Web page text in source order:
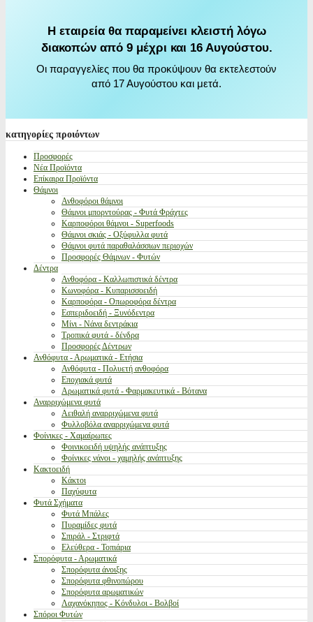
Η εταιρεία θα παραμείνει κλειστή λόγω
διακοπών από 9 μέχρι και 16 Αυγούστου.
Οι παραγγελίες που θα προκύψουν θα εκτελεστούν
από 17 Αυγούστου και μετά.
κατηγορίες προιόντων
Προσφορές
Νέα Προϊόντα
Επίκαιρα Προϊόντα
Θάμνοι
Ανθοφόροι θάμνοι
Θάμνοι μπορντούρας - Φυτά Φράχτες
Καρποφόροι θάμνοι - Superfoods
Θάμνοι σκιάς - Οξύφυλλα φυτά
Θάμνοι φυτά παραθαλάσσιων περιοχών
Προσφορές Θάμνων - Φυτών
Δέντρα
Ανθοφόρα - Καλλωπιστικά δέντρα
Κωνοφόρα - Κυπαρισσοειδή
Καρποφόρα - Οπωροφόρα δέντρα
Εσπεριδοειδή - Ξυνόδεντρα
Μίνι - Νάνα δεντράκια
Τροπικά φυτά - δένδρα
Προσφορές Δέντρων
Ανθόφυτα - Αρωματικά - Ετήσια
Ανθόφυτα - Πολυετή ανθοφόρα
Εποχιακά φυτά
Αρωματικά φυτά - Φαρμακευτικά - Βότανα
Αναρριχώμενα φυτά
Αειθαλή αναρριχώμενα φυτά
Φυλλοβόλα αναρριχώμενα φυτά
Φοίνικες - Χαμαίρωπες
Φοινικοειδή υψηλής ανάπτυξης
Φοίνικες νάνοι - χαμηλής ανάπτυξης
Κακτοειδή
Κάκτοι
Παχύφυτα
Φυτά Σχήματα
Φυτά Μπάλες
Πυραμίδες φυτά
Σπιράλ - Στριφτά
Ελεύθερα - Τοπιάρια
Σπορόφυτα - Αρωματικά
Σπορόφυτα άνοιξης
Σπορόφυτα φθινοπώρου
Σπορόφυτα αρωματικών
Λαχανόκηπος - Κόνδυλοι - Βολβοί
Σπόροι Φυτών